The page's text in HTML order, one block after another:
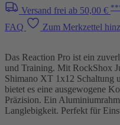
Versand frei ab 50,00 €
FAQ
Zum Merkzettel
Das Reaction Pro ist ein
und Training. Mit RockShox
Shimano XT 1x12 Schaltung
bietet es eine ausgewogene
Präzision. Ein
Langlebigkeit. Perfekt für